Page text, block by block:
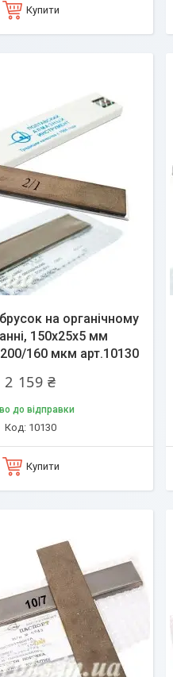
Купити
на органічному
150х25х5 мм
200/160 мкм арт.10130
2 159 ₴
до відправки
10130
Купити